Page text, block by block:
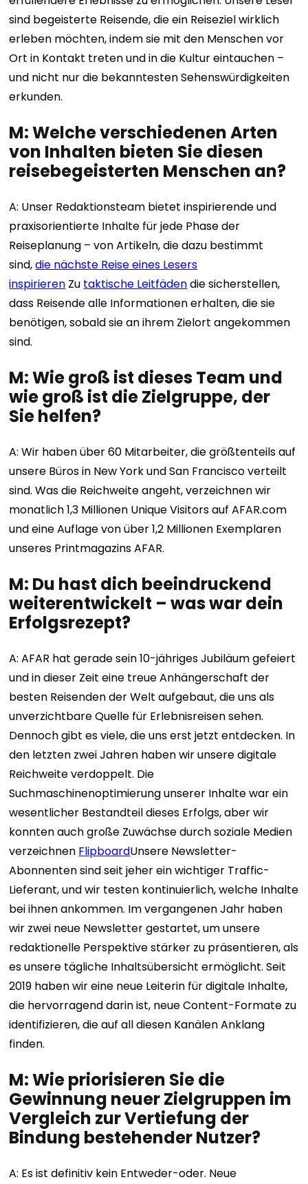
sind begeisterte Reisende, die ein Reiseziel wirklich
erleben möchten, indem sie mit den Menschen vor
Ort in Kontakt treten und in die Kultur eintauchen –
und nicht nur die bekanntesten Sehenswürdigkeiten
erkunden.
M: Welche verschiedenen Arten
von Inhalten bieten Sie diesen
reisebegeisterten Menschen an?
A: Unser Redaktionsteam bietet inspirierende und
praxisorientierte Inhalte für jede Phase der
Reiseplanung – von Artikeln, die dazu bestimmt
sind,die nächste Reise eines Lesers
inspirieren Zu taktische Leitfädendie sicherstellen,
dass Reisende alle Informationen erhalten, die sie
benötigen, sobald sie an ihrem Zielort angekommen
sind.
M: Wie groß ist dieses Team und
wie groß ist die Zielgruppe, der
Sie helfen?
A: Wir haben über 60 Mitarbeiter, die größtenteils auf
unsere Büros in New York und San Francisco verteilt
sind. Was die Reichweite angeht, verzeichnen wir
monatlich 1,3 Millionen Unique Visitors auf AFAR.com
und eine Auflage von über 1,2 Millionen Exemplaren
unseres Printmagazins AFAR.
M: Du hast dich beeindruckend
weiterentwickelt – was war dein
Erfolgsrezept?
A: AFAR hat gerade sein 10-jähriges Jubiläum gefeiert
und in dieser Zeit eine treue Anhängerschaft der
besten Reisenden der Welt aufgebaut, die uns als
unverzichtbare Quelle für Erlebnisreisen sehen.
Dennoch gibt es viele, die uns erst jetzt entdecken. In
den letzten zwei Jahren haben wir unsere digitale
Reichweite verdoppelt. Die
Suchmaschinenoptimierung unserer Inhalte war ein
wesentlicher Bestandteil dieses Erfolgs, aber wir
konnten auch große Zuwächse durch soziale Medien
verzeichnen FlipboardUnsere Newsletter-
Abonnenten sind seit jeher ein wichtiger Traffic-
Lieferant, und wir testen kontinuierlich, welche Inhalte
bei ihnen ankommen. Im vergangenen Jahr haben
wir zwei neue Newsletter gestartet, um unsere
redaktionelle Perspektive stärker zu präsentieren, als
es unsere tägliche Inhaltsübersicht ermöglicht. Seit
2019 haben wir eine neue Leiterin für digitale Inhalte,
die hervorragend darin ist, neue Content-Formate zu
identifizieren, die auf all diesen Kanälen Anklang
finden.
M: Wie priorisieren Sie die
Gewinnung neuer Zielgruppen im
Vergleich zur Vertiefung der
Bindung bestehender Nutzer?
A: Es ist definitiv kein Entweder-oder. Neue